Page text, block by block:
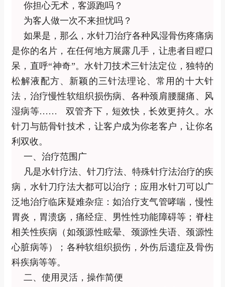
你担心无术，客源跑吗？
为客人做一次不来担忧吗？
如果是，那么，水针刀治疗各种风湿骨伤疼痛病
是你的名片，在任何地方展露几手，让患者目瞪口
呆，直呼“神奇”。水针刀技术三针法定位，独特的
松解液配方、新颖的三针法理论、常用的十大针
法，治疗慢性软组织损伤病、各种颈肩腰腿痛、风
湿病等…… 双管齐下，短效快，长效更持久。水
针刀与筋骨针技术，让客户成为你老客户，让你名
利双收。
一、治疗范围广
凡是水针疗法、针刀疗法、特殊针疗法治疗的疾
病，水针刀疗法大都可以治疗；应用水针刀可以广
泛地治疗临床疑难杂症：如治疗支气管哮喘，慢性
胃炎，胃溃疡，痛经症、男性性功能障碍等；脊柱
相关性疾病（如颈源性眩晕、颈源性失语、颈源性
心脏病等）；各种软组织损伤，外伤后遗症及骨伤
科疾病等等。
二、使用灵活，操作简便